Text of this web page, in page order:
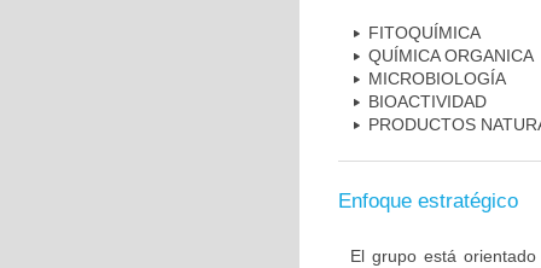
FITOQUÍMICA
QUÍMICA ORGANICA
MICROBIOLOGÍA
BIOACTIVIDAD
PRODUCTOS
Enfoque estratégico
El grupo está